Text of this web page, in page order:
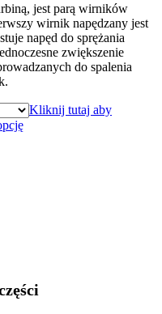
jest parą wirników
wirnik napędzany jest
napęd do sprężania
zwiększenie
do spalenia
Kliknij tutaj aby